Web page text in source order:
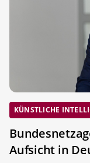
KÜNSTLICHE
Aufsicht in